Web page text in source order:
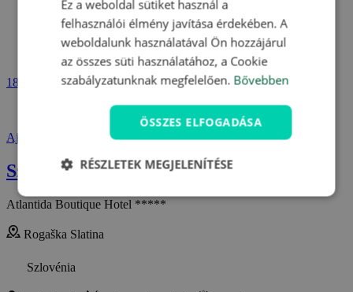
188 590 Ft
SZEMÉLYESEN ELLENŐRZÖTT
Ajánlat megjelenítése
Szlovénia: Luxus wellness és kaszinózás
Atlantida Boutique Hotel *****
Rogaška Slatina
Szlovénia
Ez a weboldal sütiket használ a
felhasználói élmény javítása érdekében. A
weboldalunk használatával Ön hozzájárul
az összes süti használatához, a Cookie
szabályzatunknak megfelelően. Bővebben
ÖSSZES ELFOGADÁSA
RÉSZLETEK MEGJELENÍTÉSE